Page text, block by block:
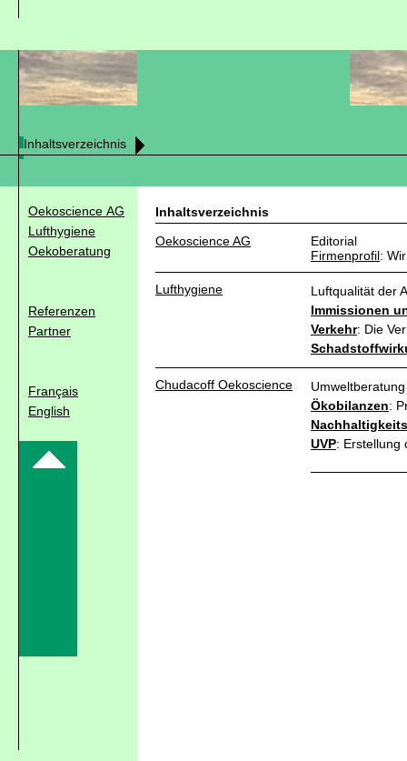
Inhaltsverzeichnis
Oekoscience AG
Lufthygiene
Oekoberatung
Referenzen
Partner
Français
English
Inhaltsverzeichnis
Oekoscience AG
Editorial
Firmenprofil:
Lufthygiene
Luftqualität der
Immissionen
Verkehr: Die
Chudacoff Oekoscience
Ökobilanzen:
UVP: Erstellung